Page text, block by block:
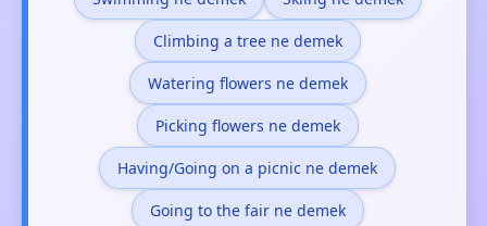
Climbing a tree ne demek
Watering flowers ne demek
Picking flowers ne demek
Having/Going on a picnic ne demek
Going to the fair ne demek